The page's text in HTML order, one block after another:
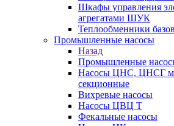
Шкафы управления
агрегатами ШУК
Теплообменники
Промышленные насосы
Назад
Промышленные
Насосы ЦНС, ЦНСГ
секционные
Вихревые насосы
Насосы ЦВЦ Т
Фекальные насосы